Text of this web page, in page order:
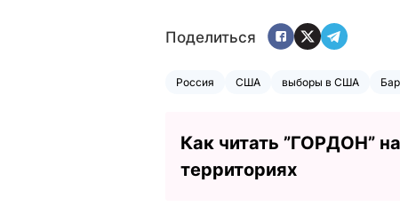
Поделиться
Россия США выборы в США
Как читать ”ГОРДОН”
территориях